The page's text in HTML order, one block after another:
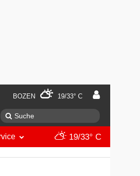
BOZEN 19/33° C
19/33° C